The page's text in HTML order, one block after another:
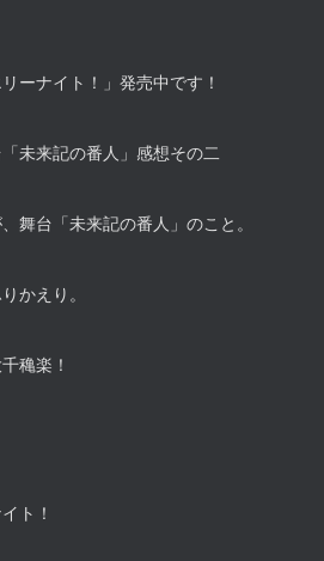
ーナイト！」発売中です！
未来記の番人」感想その二
舞台「未来記の番人」のこと。
かえり。
穐楽！
ト！